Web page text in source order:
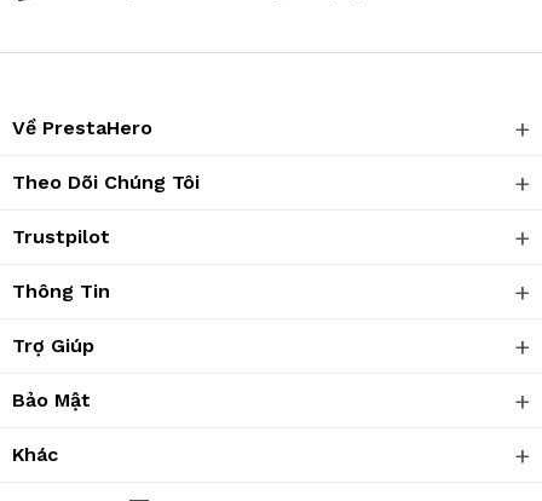
Về PrestaHero
Theo Dõi Chúng Tôi
Trustpilot
Thông Tin
Trợ Giúp
Bảo Mật
Khác